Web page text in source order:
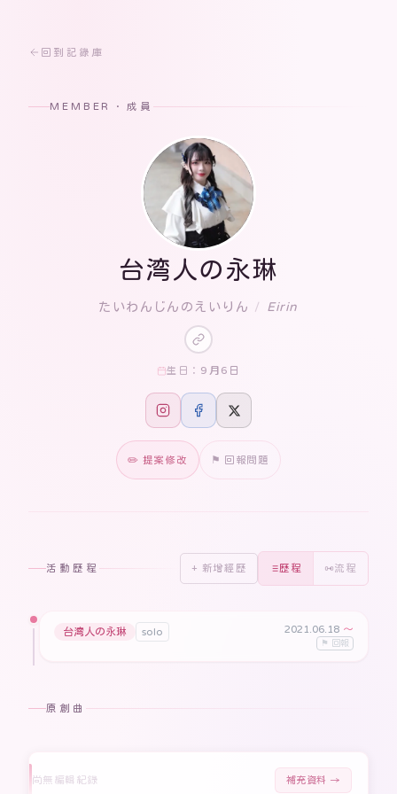
回到記錄庫
MEMBER · 成員
台湾人の永琳
たいわんじんのえいりん / Eirin
生日： 9月6日
✏️ 提案修改 ⚑ 回報問題
活動歷程 + 新增經歷 歷程 流程
台湾人の永琳 solo 2021.06.18 〜
⚑ 回報
原創曲
尚無編輯紀錄 補充資料 →